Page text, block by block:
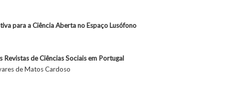
para a Ciência Aberta no Espaço Lusófono
de Ciências Sociais em Portugal
de Matos Cardoso